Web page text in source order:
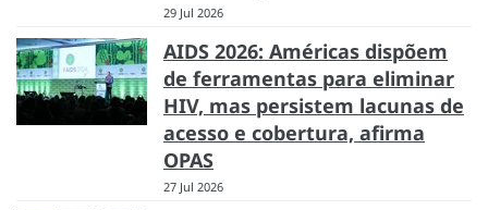
29 Jul 2026
AIDS 2026: Américas dispõem
de ferramentas para eliminar
HIV, mas persistem lacunas de
acesso e cobertura, afirma
OPAS
27 Jul 2026